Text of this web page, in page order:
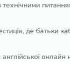
де батьки
англійської